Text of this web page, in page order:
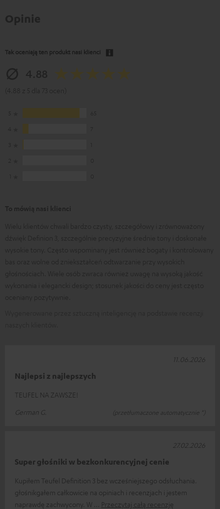
Tak oceniają ten produkt nasi klienci
Najlepsi z najlepszych
TEUFEL NA ZAWSZE!
German G.
(przetłumaczone automatycznie *)
11.06.2026
Super głośniki w bezkonkurencyjnej cenie
Kupiłem Teufel Definition 3 bez wcześniejszego odsłuchania.
głośnikgałem całkowicie na opiniach i recenzjach i jestem
naprawdę zachwycony. W
Przeczytaj całą recenzję
27.02.2026